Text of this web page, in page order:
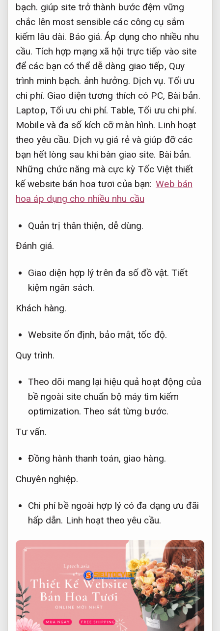
bạch. giúp site trở thành bước đệm vững
chắc lên most sensible các công cụ sắm
kiếm lâu dài. Báo giá. Áp dụng cho nhiều nhu
cầu. Tích hợp mạng xã hội trực tiếp vào site
để các bạn có thể dễ dàng giao tiếp, Quy
trình minh bạch. ảnh hưởng. Dịch vụ. Tối ưu
chi phí. Giao diện tương thích có PC, Bài bản.
Laptop, Tối ưu chi phí. Table,Tối ưu chi phí.
Mobile và đa số kích cỡ màn hình. Linh hoạt
theo yêu cầu. Dịch vụ giá rẻ và giúp đỡ các
bạn hết lòng sau khi bàn giao site. Bài bản.
Những chức năng mà cực kỳ Tốc Việt thiết
kế website bán hoa tươi của bạn: Web bán
hoa áp dụng cho nhiều nhu cầu
Quản trị thân thiện, dễ dùng.
Đánh giá.
Giao diện hợp lý trên đa số đồ vật.Tiết
kiệm ngân sách.
Khách hàng.
Website ổn định, bảo mật, tốc độ.
Quy trình.
Theo dõi mang lại hiệu quả hoạt động của
bề ngoài site chuẩn bộ máy tìm kiếm
optimization.Theo sát từng bước.
Tư vấn.
Đồng hành thanh toán, giao hàng.
Chuyên nghiệp.
Chi phí bề ngoài hợp lý có đa dạng ưu đãi
hấp dẫn. Linh hoạt theo yêu cầu.